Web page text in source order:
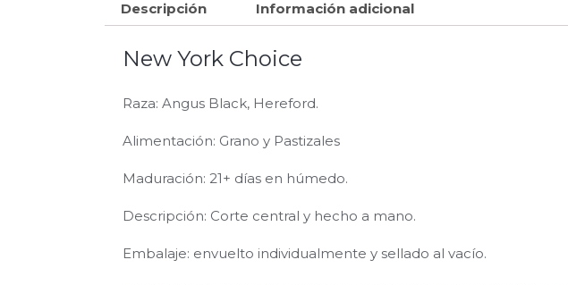
Descripción Información adicional
New York Choice
Raza: Angus Black, Hereford.
Alimentación: Grano y Pastizales
Maduración: 21+ días en húmedo.
Descripción: Corte central y hecho a mano.
Embalaje: envuelto individualmente y sellado al vacío.